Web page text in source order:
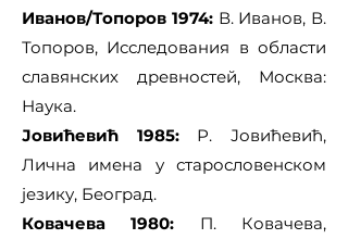
Иванов/Топоров 1974:В. Иванов, В.
Топоров, Исследования в области
славянских древностей, Москва:
Наука.
Јовићевић 1985: Р. Јовићевић,
Лична имена у старословенском
језику, Београд.
Ковачева 1980: П. Ковачева,